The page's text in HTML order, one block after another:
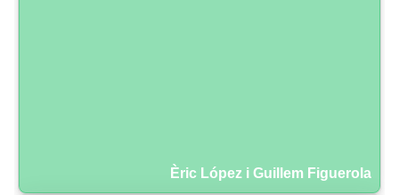
Èric López i Guillem Figuerola